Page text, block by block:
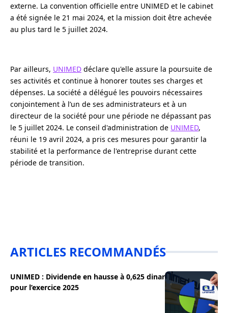
externe. La convention officielle entre UNIMED et le cabinet
a été signée le 21 mai 2024, et la mission doit être achevée
au plus tard le 5 juillet 2024.
Par ailleurs, UNIMED déclare qu'elle assure la poursuite de
ses activités et continue à honorer toutes ses charges et
dépenses. La société a délégué les pouvoirs nécessaires
conjointement à l’un de ses administrateurs et à un
directeur de la société pour une période ne dépassant pas
le 5 juillet 2024. Le conseil d'administration de UNIMED,
réuni le 19 avril 2024, a pris ces mesures pour garantir la
stabilité et la performance de l'entreprise durant cette
période de transition.
ARTICLES RECOMMANDÉS
UNIMED : Dividende en hausse à 0,625 dinar
pour l’exercice 2025